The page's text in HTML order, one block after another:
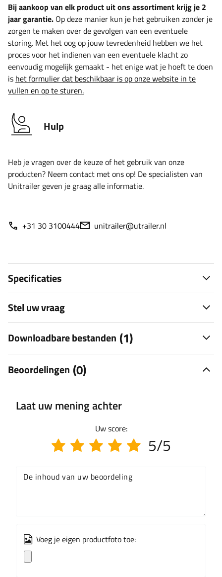
Bij aankoop van elk product uit ons assortiment krijg je 2
jaar garantie. Op deze manier kun je het gebruiken zonder je
zorgen te maken over de gevolgen van een eventuele
storing. Met het oog op jouw tevredenheid hebben we het
proces voor het indienen van een eventuele klacht zo
eenvoudig mogelijk gemaakt - het enige wat je hoeft te doen
is het formulier dat beschikbaar is op onze website in te
vullen en op te sturen.
Hulp
Heb je vragen over de keuze of het gebruik van onze
producten? Neem contact met ons op! De specialisten van
Unitrailer geven je graag alle informatie.
+31 30 3100444 unitrailer@utrailer.nl
Specificaties
Stel uw vraag
Downloadbare bestanden (1)
Beoordelingen (0)
Laat uw mening achter
Uw score:
5/5
De inhoud van uw beoordeling
Voeg je eigen productfoto toe: